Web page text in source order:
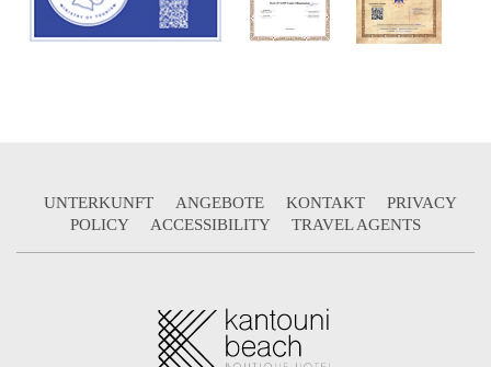
UNTERKUNFT ANGEBOTE KONTAKT
PRIVACY
POLICY
ACCESSIBILITY TRAVEL AGENTS